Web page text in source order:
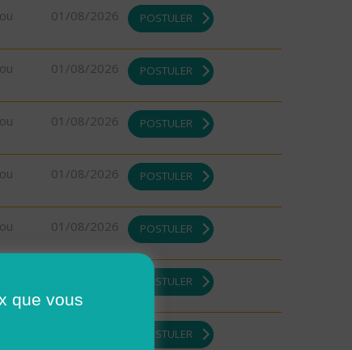
01/08/2026 POSTULER
01/08/2026 POSTULER
01/08/2026 POSTULER
01/08/2026 POSTULER
01/08/2026 POSTULER
POSTULER
POSTULER
que vous